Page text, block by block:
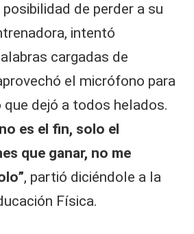
de perder a su
intentó
cargadas de
el micrófono para
que dejó a todos helados.
es el fin, solo el
que ganar, no me
, partió diciéndole a la
Física.